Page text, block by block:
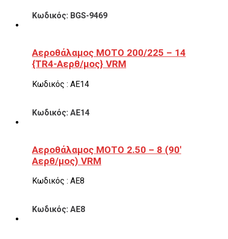
Κωδικός: BGS-9469
Αεροθάλαμος ΜΟΤΟ 200/225 – 14
{TR4-Αερθ/μος} VRM
Κωδικός : ΑΕ14
Κωδικός: ΑΕ14
Αεροθάλαμος ΜΟΤΟ 2.50 – 8 (90′
Αερθ/μος) VRM
Κωδικός : ΑΕ8
Κωδικός: ΑΕ8